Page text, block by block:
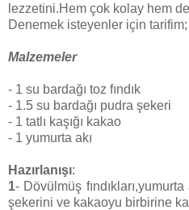
lezzetini.Hem çok kolay hem
Denemek isteyenler için tarifim;
Malzemeler
- 1 su bardağı toz fındık
- 1.5 su bardağı pudra şekeri
- 1 tatlı kaşığı kakao
- 1 yumurta akı
Hazırlanışı:
1- Dövülmüş fındıkları,yumurta
şekerini ve kakaoyu birbirine